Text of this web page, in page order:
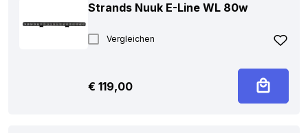
Strands Nuuk E-Line WL 80w
Vergleichen
€ 119,00